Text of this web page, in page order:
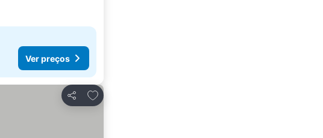
Ver preços
Partilhar
Adicionar aos favoritos